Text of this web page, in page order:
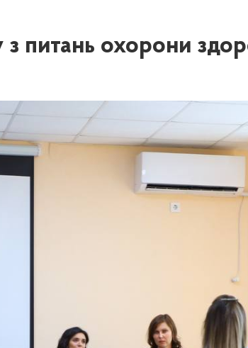
питань охорони